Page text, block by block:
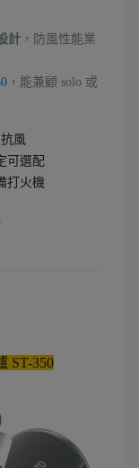
計 ，防風性能業
，能兼顧 solo 或
風
可選配
打火機
ST-350